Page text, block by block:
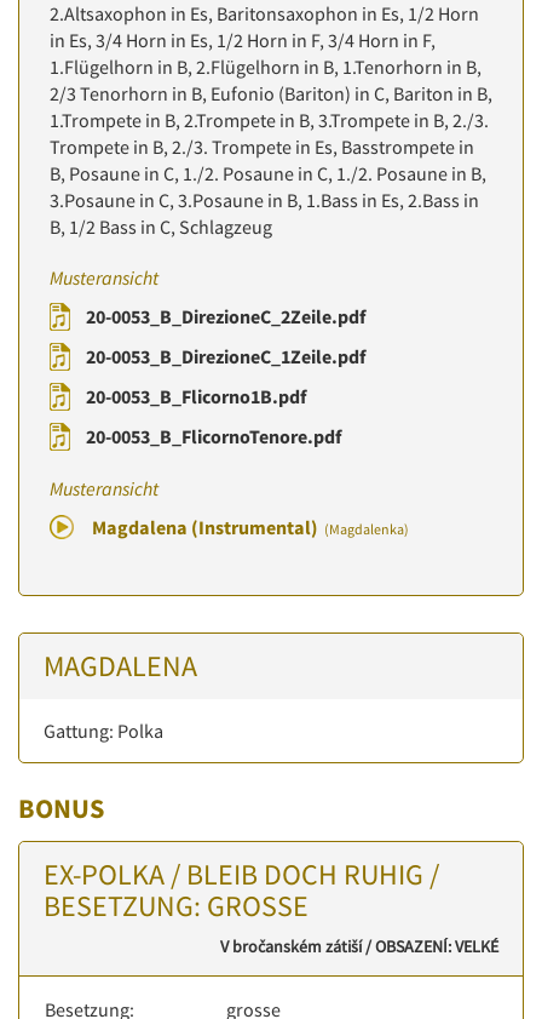
2.Altsaxophon in Es, Baritonsaxophon in Es, 1/2 Horn
in Es, 3/4 Horn in Es, 1/2 Horn in F, 3/4 Horn in F,
1.Flügelhorn in B, 2.Flügelhorn in B, 1.Tenorhorn in B,
2/3 Tenorhorn in B, Eufonio (Bariton) in C, Bariton in B,
1.Trompete in B, 2.Trompete in B, 3.Trompete in B, 2./3.
Trompete in B, 2./3. Trompete in Es, Basstrompete in
B, Posaune in C, 1./2. Posaune in C, 1./2. Posaune in B,
3.Posaune in C, 3.Posaune in B, 1.Bass in Es, 2.Bass in
B, 1/2 Bass in C, Schlagzeug
Musteransicht
20-0053_B_DirezioneC_2Zeile.pdf
20-0053_B_DirezioneC_1Zeile.pdf
20-0053_B_Flicorno1B.pdf
20-0053_B_FlicornoTenore.pdf
Musteransicht
Magdalena (Instrumental) (Magdalenka)
MAGDALENA
Gattung: Polka
BONUS
EX-POLKA / BLEIB DOCH RUHIG /
BESETZUNG: GROSSE
V bročanském zátiší / OBSAZENÍ: VELKÉ
Besetzung: grosse